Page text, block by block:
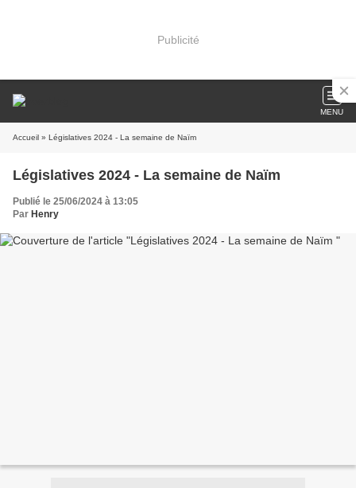
Publicité
MENU
Accueil » Législatives 2024 - La semaine de Naïm
Législatives 2024 - La semaine de Naïm
Publié le 25/06/2024 à 13:05
Par Henry